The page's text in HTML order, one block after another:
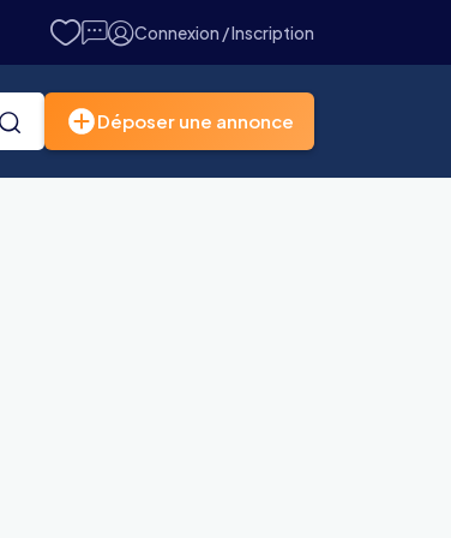
Connexion / Inscription
Déposer une annonce